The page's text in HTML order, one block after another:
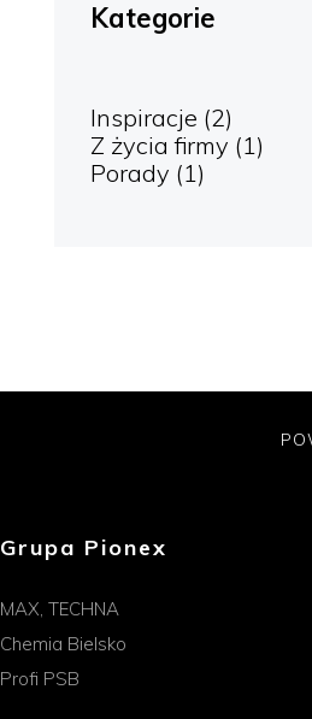
Kategorie
Inspiracje (2)
Z życia firmy (1)
Porady (1)
Grupa Pionex
MAX, TECHNA
Chemia Bielsko
Profi PSB